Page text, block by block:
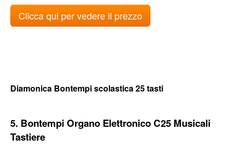
Clicca qui per vedere il prezzo
Diamonica Bontempi scolastica 25 tasti
5. Bontempi Organo Elettronico C25 Musicali
Tastiere